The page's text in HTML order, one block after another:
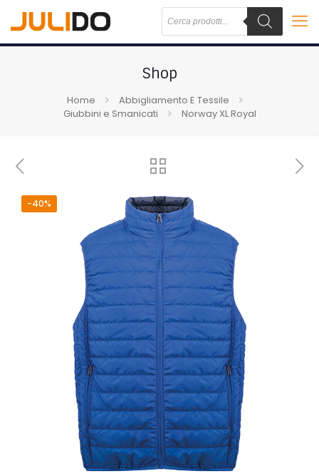
Shop
Home
Abbigliamento E Tessile
Giubbini e Smanicati
Norway XL Royal
-40%